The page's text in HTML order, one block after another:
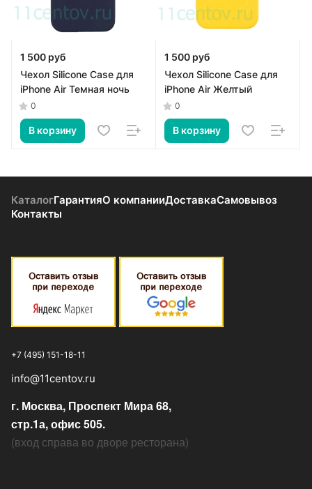
1 500 руб
Чехол Silicone Case для
iPhone Air Темная ночь
0
В корзину
1 500 руб
Чехол Silicone Case для
iPhone Air Желтый
0
В корзину
КаталогГарантияО компанииДоставкаСамовывоз
Контакты
+7 (495) 151-18-11
info@11centov.ru
г. Москва, Проспект Мира 68,
стр.1а, офис 505.
(вход справа во дворе ресторана)